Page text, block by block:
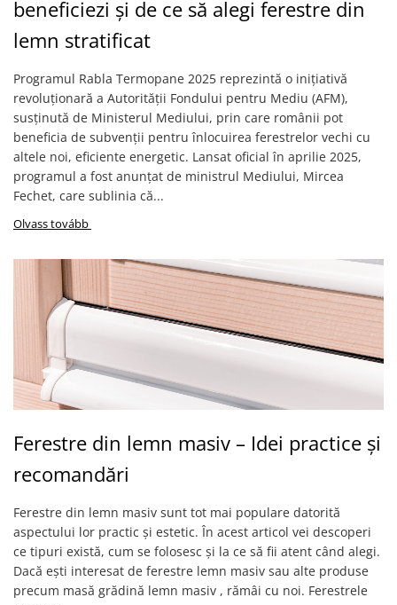
beneficiezi și de ce să alegi ferestre din
lemn stratificat
Programul Rabla Termopane 2025 reprezintă o inițiativă
revoluționară a Autorității Fondului pentru Mediu (AFM),
susținută de Ministerul Mediului, prin care românii pot
beneficia de subvenții pentru înlocuirea ferestrelor vechi cu
altele noi, eficiente energetic. Lansat oficial în aprilie 2025,
programul a fost anunțat de ministrul Mediului, Mircea
Fechet, care sublinia că...
Olvass tovább
Ferestre din lemn masiv – Idei practice și
recomandări
Ferestre din lemn masiv sunt tot mai populare datorită
aspectului lor practic și estetic. În acest articol vei descoperi
ce tipuri există, cum se folosesc și la ce să fii atent când alegi.
Dacă ești interesat de ferestre lemn masiv sau alte produse
precum masă grădină lemn masiv , rămâi cu noi. Ferestrele